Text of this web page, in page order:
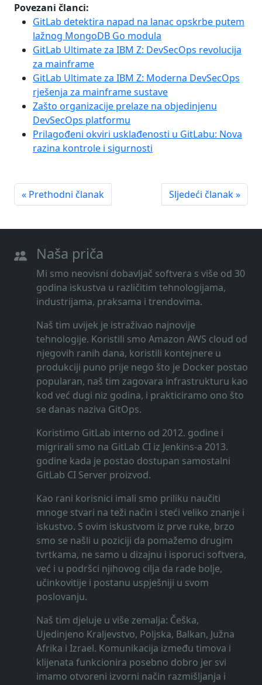
Povezani članci:
GitLab detektira napad na lanac opskrbe putem
lažnog MongoDB Go modula
GitLab Ultimate za IBM Z: DevSecOps revolucija
za mainframe
GitLab Ultimate za IBM Z: Moderna DevSecOps
rješenja za mainframe sustave
Zašto organizacije prelaze na objedinjenu
DevSecOps platformu
Prilagođeni okviri usklađenosti u GitLabu: Nova
razina kontrole i sigurnosti
« Prethodni članak Sljedeći članak »
Naša priča
Mi smo neovisni dobavljač softvera s više od 30
godina iskustva u različitim tehnologijama,
industrijama, praksama i trendovima.
Naš tim uvijek je istraživao najnovije
tehnologije. Koristili smo Amazon AWS cloud od
njegovih ranih dana, koristili kontejnere u
produkciji puno prije nego što je Docker postao
popularan, naš tim zagovara infrastrukturu kao
kod već dugi niz godina, i prakticiramo ono što
se danas naziva GitOps.
Koristimo GitLab interno od 2012. godine i
migrirali smo na GitLab CI iz Jenkins-a 2013.
godine kada je postao dostupan samostalni
GitLab CI Server proizvod.
Kao rani korisnici imali smo priliku naučiti
mnoge stvari na teži način i steći veliko znanje i
iskustvo. S ovim iskustvom iz prve ruke, brzo
smo se našli u poziciji da pomažemo drugim
tvrtkama, ne samo u dizajnu i isporuci softvera,
već i u podršci njihovog cilja da rade bolje,
učinkovitije i postanu uspješniji u svom
poslovanju.
Naš tim djeluje u više zemalja: Češka,
Ujedinjeno Kraljevstvo, Poljska, Balkan, Južna
Afrika i Izrael. Komunikacija između timova i
klijenata funkcionira posebno dobro jer svi
imamo otvoreni izvorni način razmišljanja i